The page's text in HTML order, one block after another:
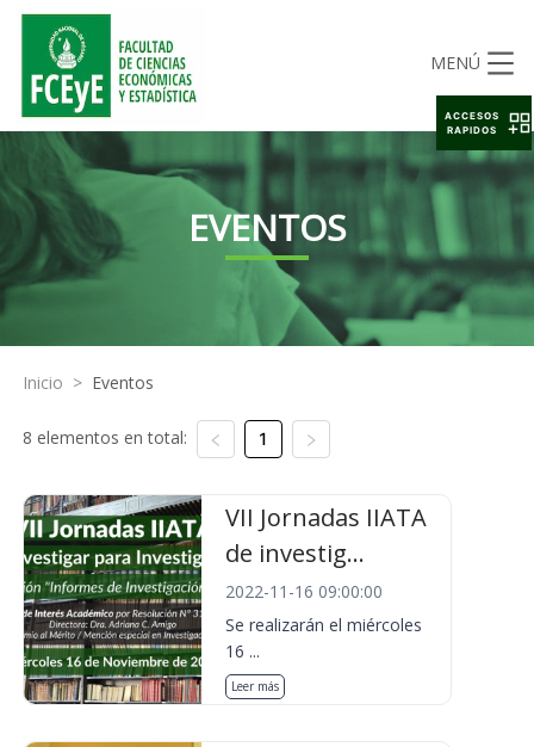
MENÚ
EVENTOS
Inicio > Eventos
8 elementos en total: 1
VII Jornadas IIATA
de investig...
2022-11-16 09:00:00
Se realizarán el miércoles
16 ...
Leer más
ACCESOS
RAPIDOS